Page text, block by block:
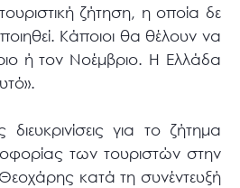
ζήτηση, η οποία δε
Κάποιοι θα θέλουν να
ή τον Νοέμβριο. Η Ελλάδα
διευκρινίσεις για το ζήτημα
των τουριστών στην
κατά τη συνέντευξή